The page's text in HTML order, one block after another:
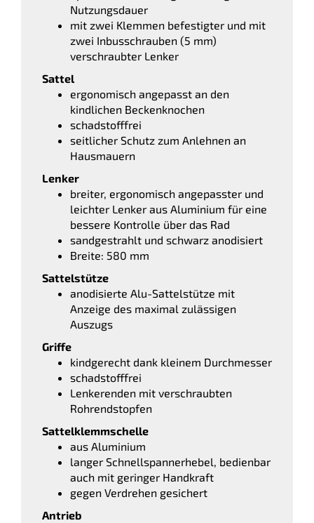
Nutzungsdauer
mit zwei Klemmen befestigter und mit
zwei Inbusschrauben (5 mm)
verschraubter Lenker
Sattel
ergonomisch angepasst an den
kindlichen Beckenknochen
schadstofffrei
seitlicher Schutz zum Anlehnen an
Hausmauern
Lenker
breiter, ergonomisch angepasster und
leichter Lenker aus Aluminium für eine
bessere Kontrolle über das Rad
sandgestrahlt und schwarz anodisiert
Breite: 580 mm
Sattelstütze
anodisierte Alu-Sattelstütze mit
Anzeige des maximal zulässigen
Auszugs
Griffe
kindgerecht dank kleinem Durchmesser
schadstofffrei
Lenkerenden mit verschraubten
Rohrendstopfen
Sattelklemmschelle
aus Aluminium
langer Schnellspannerhebel, bedienbar
auch mit geringer Handkraft
gegen Verdrehen gesichert
Antrieb